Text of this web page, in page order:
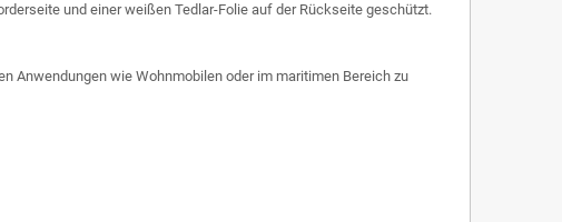
und einer weißen Tedlar-Folie auf der Rückseite geschützt.
Anwendungen wie Wohnmobilen oder im maritimen Bereich zu